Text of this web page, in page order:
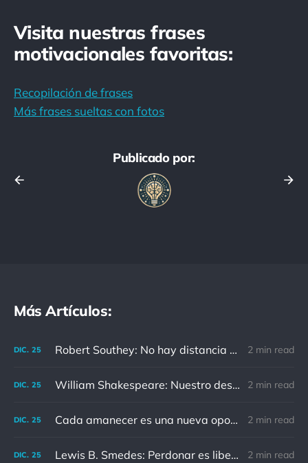
Visita nuestras frases
motivacionales favoritas:
Recopilación de frases
Más frases sueltas con fotos
Publicado por:
Más Artículos:
DIC. 25 Robert Southey: No hay distancia o tiempo que pueda disminuir la amistad de aquellos que están completamente convencidos del valor del otro 2 min read
DIC. 25 William Shakespeare: Nuestro destino está en las estrellas, así que levantemos nuestros ojos al cielo 2 min read
DIC. 25 Cada amanecer es una nueva oportunidad 2 min read
DIC. 25 Lewis B. Smedes: Perdonar es liberar a un prisionero y descubrir que el prisionero eras tú 2 min read